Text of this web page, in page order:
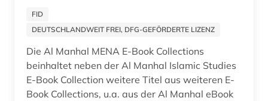
FID
DEUTSCHLANDWEIT FREI, DFG-GEFÖRDERTE LIZENZ
Die Al Manhal MENA E-Book Collections
beinhaltet neben der Al Manhal Islamic Studies
E-Book Collection weitere Titel aus weiteren E-
Book Collections, u.a. aus der Al Manhal eBook